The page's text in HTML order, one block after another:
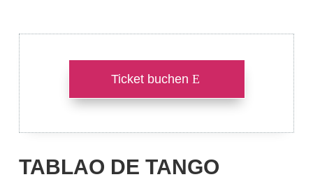
Ticket buchen
TABLAO DE TANGO